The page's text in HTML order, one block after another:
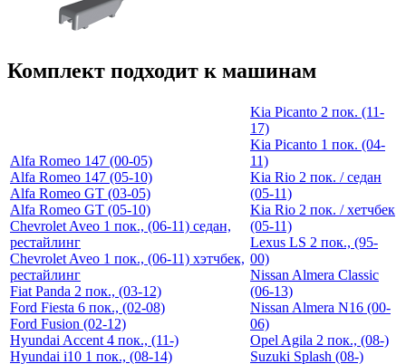
Комплект подходит к машинам
Alfa Romeo 147 (00-05)
Alfa Romeo 147 (05-10)
Alfa Romeo GT (03-05)
Alfa Romeo GT (05-10)
Chevrolet Aveo 1 пок., (06-11) седан,
рестайлинг
Chevrolet Aveo 1 пок., (06-11) хэтчбек,
рестайлинг
Fiat Panda 2 пок., (03-12)
Ford Fiesta 6 пок., (02-08)
Ford Fusion (02-12)
Hyundai Accent 4 пок., (11-)
Hyundai i10 1 пок., (08-14)
Kia Picanto 2 пок. (11-
17)
Kia Picanto 1 пок. (04-
11)
Kia Rio 2 пок. / седан
(05-11)
Kia Rio 2 пок. / хетчбек
(05-11)
Lexus LS 2 пок., (95-
00)
Nissan Almera Classic
(06-13)
Nissan Almera N16 (00-
06)
Opel Agila 2 пок., (08-)
Suzuki Splash (08-)